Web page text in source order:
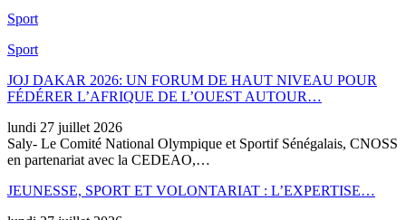
Sport
Sport
JOJ DAKAR 2026: UN FORUM DE HAUT NIVEAU POUR
FÉDÉRER L’AFRIQUE DE L’OUEST AUTOUR…
lundi 27 juillet 2026
Saly- Le Comité National Olympique et Sportif Sénégalais, CNOSS
en partenariat avec la CEDEAO,…
JEUNESSE, SPORT ET VOLONTARIAT : L’EXPERTISE…